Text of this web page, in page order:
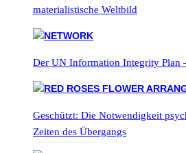
materialistische Weltbild
Der UN Information Integrity Plan
Geschützt: Die Notwendigkeit
Zeiten des Übergangs